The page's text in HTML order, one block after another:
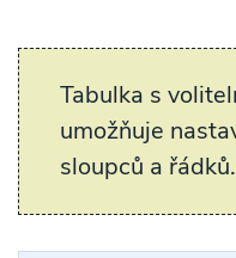
Tabulka s
umožňuje
sloupců a řádků.